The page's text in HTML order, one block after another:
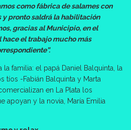
como fábrica de salames con
pronto saldrá la habilitación
gracias al Municipio, en el
el trabajo mucho más
familia: el papá Daniel Balquinta, la
tíos -Fabián Balquinta y Marta
en La Plata los
apoyan y la novia, María Emilia